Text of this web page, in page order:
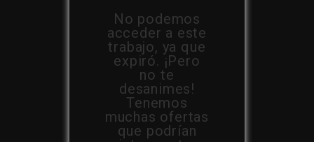
No podemos
acceder a este
trabajo, ya que
expiró. ¡Pero
no te
desanimes!
Tenemos
muchas ofertas
que podrían